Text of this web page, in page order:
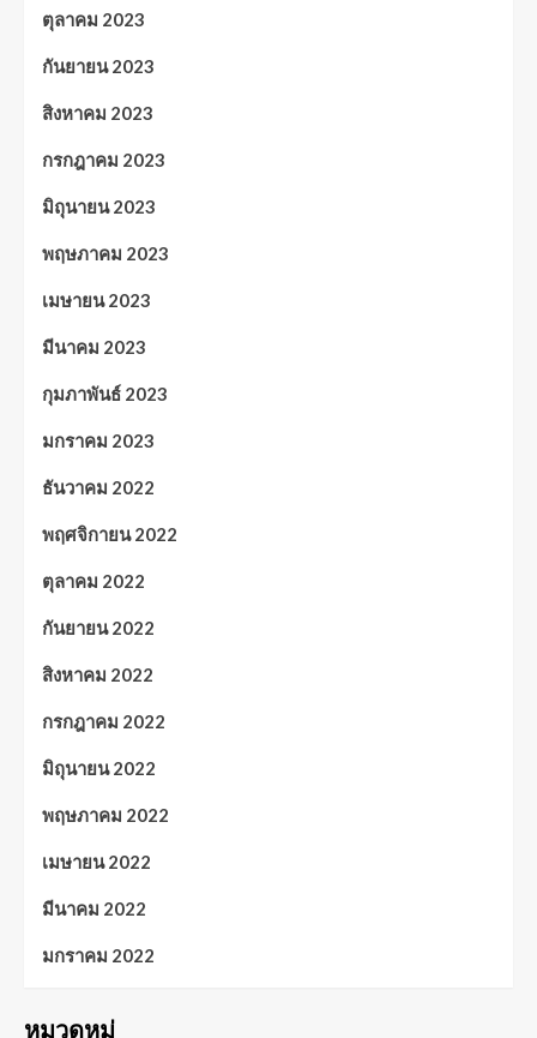
ตุลาคม 2023
กันยายน 2023
สิงหาคม 2023
กรกฎาคม 2023
มิถุนายน 2023
พฤษภาคม 2023
เมษายน 2023
มีนาคม 2023
กุมภาพันธ์ 2023
มกราคม 2023
ธันวาคม 2022
พฤศจิกายน 2022
ตุลาคม 2022
กันยายน 2022
สิงหาคม 2022
กรกฎาคม 2022
มิถุนายน 2022
พฤษภาคม 2022
เมษายน 2022
มีนาคม 2022
มกราคม 2022
หมวดหมู่